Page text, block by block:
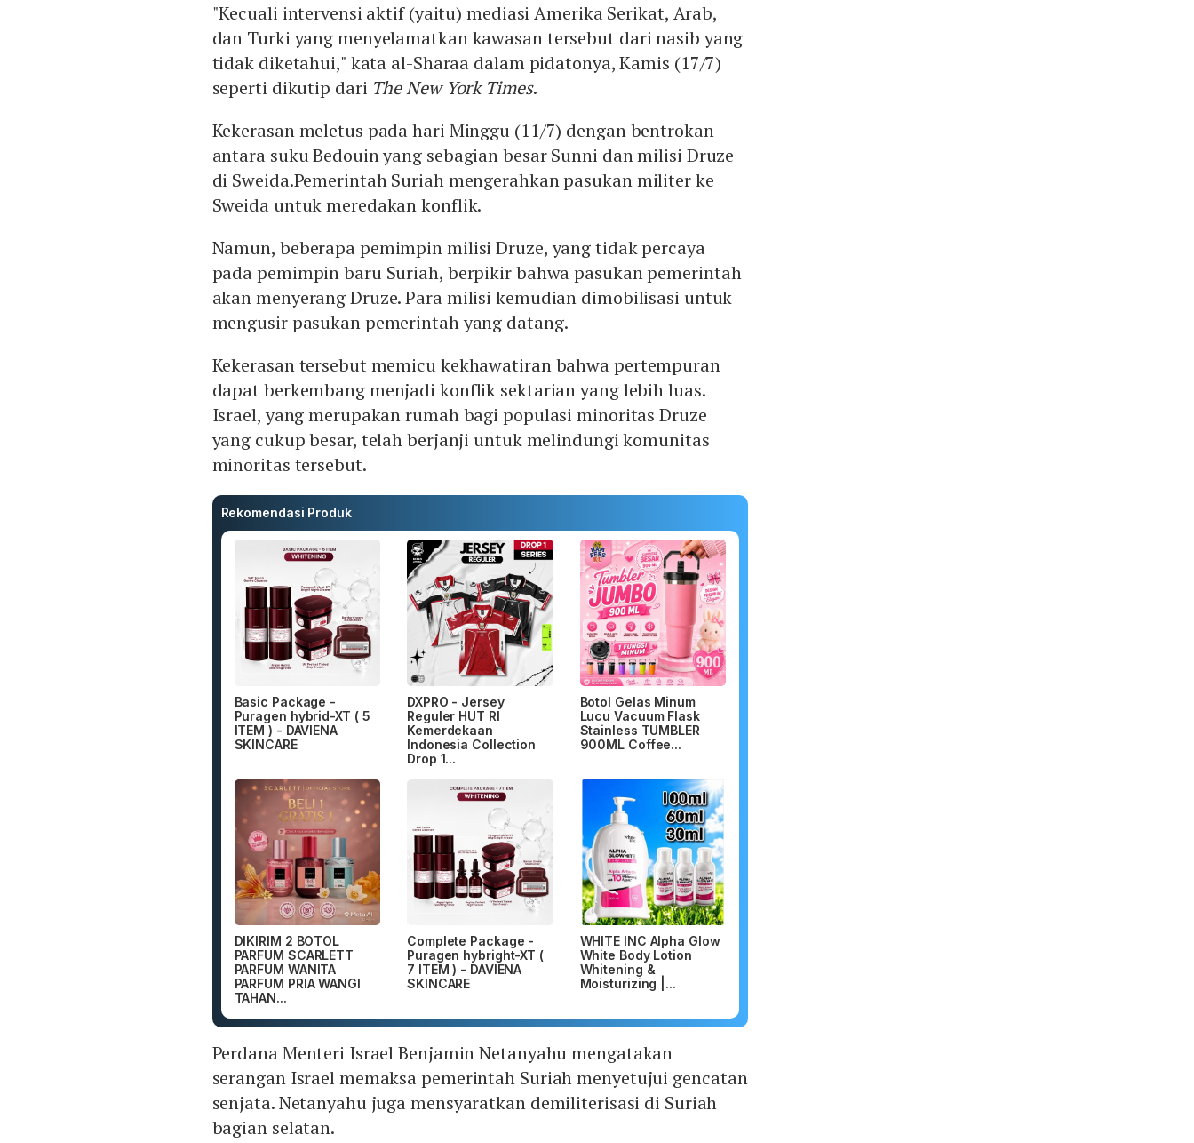
"Kecuali intervensi aktif (yaitu) mediasi Amerika Serikat, Arab,
dan Turki yang menyelamatkan kawasan tersebut dari nasib yang
tidak diketahui," kata al-Sharaa dalam pidatonya, Kamis (17/7)
seperti dikutip dari The New York Times.
Kekerasan meletus pada hari Minggu (11/7) dengan bentrokan
antara suku Bedouin yang sebagian besar Sunni dan milisi Druze
di Sweida.Pemerintah Suriah mengerahkan pasukan militer ke
Sweida untuk meredakan konflik.
Namun, beberapa pemimpin milisi Druze, yang tidak percaya
pada pemimpin baru Suriah, berpikir bahwa pasukan pemerintah
akan menyerang Druze. Para milisi kemudian dimobilisasi untuk
mengusir pasukan pemerintah yang datang.
Kekerasan tersebut memicu kekhawatiran bahwa pertempuran
dapat berkembang menjadi konflik sektarian yang lebih luas.
Israel, yang merupakan rumah bagi populasi minoritas Druze
yang cukup besar, telah berjanji untuk melindungi komunitas
minoritas tersebut.
Rekomendasi Produk
Basic Package -
Puragen hybrid-XT ( 5
ITEM ) - DAVIENA
SKINCARE
DXPRO - Jersey
Reguler HUT RI
Kemerdekaan
Indonesia Collection
Drop 1...
Botol Gelas Minum
Lucu Vacuum Flask
Stainless TUMBLER
900ML Coffee...
DIKIRIM 2 BOTOL
PARFUM SCARLETT
PARFUM WANITA
PARFUM PRIA WANGI
TAHAN...
Complete Package -
Puragen hybright-XT (
7 ITEM ) - DAVIENA
SKINCARE
WHITE INC Alpha Glow
White Body Lotion
Whitening &
Moisturizing |...
Perdana Menteri Israel Benjamin Netanyahu mengatakan
serangan Israel memaksa pemerintah Suriah menyetujui gencatan
senjata. Netanyahu juga mensyaratkan demiliterisasi di Suriah
bagian selatan.